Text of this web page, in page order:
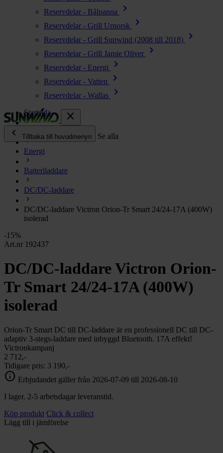
Reservdelar - Bålpanna chevron_right
Reservdelar - Grill Urnorsk chevron_right
Reservdelar - Grill Sunwind (2008 till 2018) chevron_right
Reservdelar - Grill Jamie Oliver chevron_right
Reservdelar - Energi chevron_right
Reservdelar - Vatten chevron_right
Reservdelar - Wallas
chevron_right
close
chevron_left
Tillbaka till huvudmenyn Se alla
Energi
Kök & Gasol chevron_right
Värme chevron_right
Vatten chevron_right
Grill & Fritid
Reservdelar chevron_right
Startsida
Energi
Batteriladdare
DC/DC-laddare
DC/DC-laddare Victron Orion-Tr Smart 24/24-17A (400W)
isolerad
-15%
Art.nr 192437
DC/DC-laddare Victron Orion-
Tr Smart 24/24-17A (400W)
isolerad
Orion-Tr Smart DC till DC-laddare är en professionell DC till DC-
adaptiv 3-stegs-laddare med inbyggd Bluetooth. 17A effekt!
Victronkampanj
2 712,-
Tidigare pris: 3 190,-
info Erbjudandet gäller från 2026-07-09 till 2026-08-10
I lager. 2-5 arbetsdagar leveranstid.
Köp produkt Click & collect
Lägg till i jämförelse